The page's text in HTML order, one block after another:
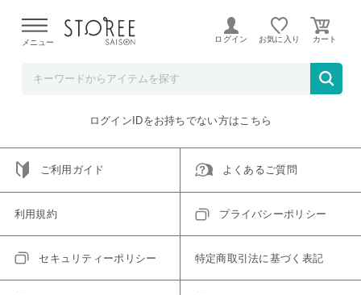
よる配送遅延が発生しております。
メニュー ログイン お気に入り
ご指定のアイテムは取り扱い終了、またはただいま取り扱い
トップへ戻る
ログインIDをお持ちでない方はこちら
ご利用ガイド よくあるご質問
利用規約 プライバシーポリシー
セキュリティーポリシー 特定商取引法に基づく表記